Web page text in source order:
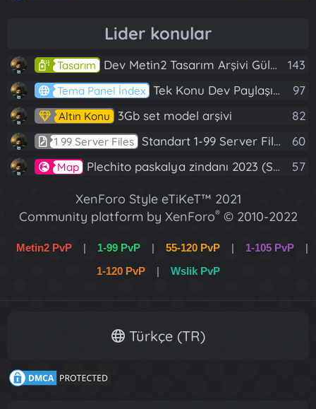
Lider konular
Tasarım Dev Metin2 Tasarım Arşivi Güle Güle Kullanın 143
Tema Panel İndex Tek Konu Dev Paylaşım 10 Adet Server Tanıtım İndex 97
Altın Konu 3Gb set model arşivi 82
1 99 Server Files Standart 1-99 Server Files 60
Map Plechito paskalya zindanı 2023 (Spring Sanctuary dungeon) 57
XenForo Style eTiKeT™ 2021
Community platform by XenForo® © 2010-2022
[XGT] Forum statistics system- XenGenTr
Metin2 PvP | 1-99 PvP | 55-120 PvP | 1-105 PvP
|
1-120 PvP
| Wslik PvP
Türkçe (TR)